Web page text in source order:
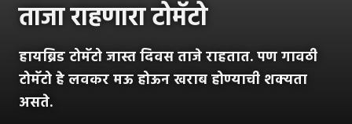
ताजा राहणारा टोमॅटो
हायब्रिड टोमॅटो जास्त दिवस ताजे राहतात. पण गावठी
टोमॅटो हे लवकर मऊ होऊन खराब होण्याची शक्यता
असते.